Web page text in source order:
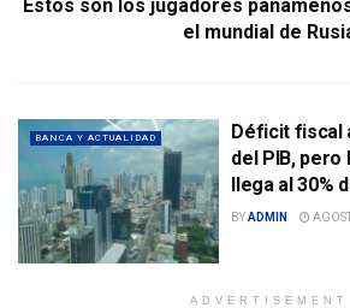
Estos son los jugadores
el mundial de
BANCA Y ACTUALIDAD
Déficit fiscal
del PIB,
llega al 30%
BYADMIN
ADVERTISEMENT